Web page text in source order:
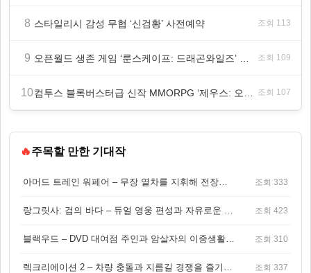
8 스타일리시 감성 무협 ‘신검황’ 사전예약 조회 113
9 조회 109
10 조회 107
🔥주목할 만한 기대작
아머드 트레인 워페어 – 무장 열차를 지휘해 전장을 돌파하는 생존 전투 게임 조회 333
랑그릿사: 검의 바다 – 듀얼 영웅 편성과 자유로운 탐험을 결합한 판타지 전략 RPG 조회 423
블랙우드 – DVD 대여점 주인과 암살자의 이중생활을 그린 3인칭 액션 스릴러 게임 조회 310
렉크리에이션 2 – 차량 충돌과 지름길 경쟁을 즐기는 오픈월드 아케이드 레이싱 게임 조회 337